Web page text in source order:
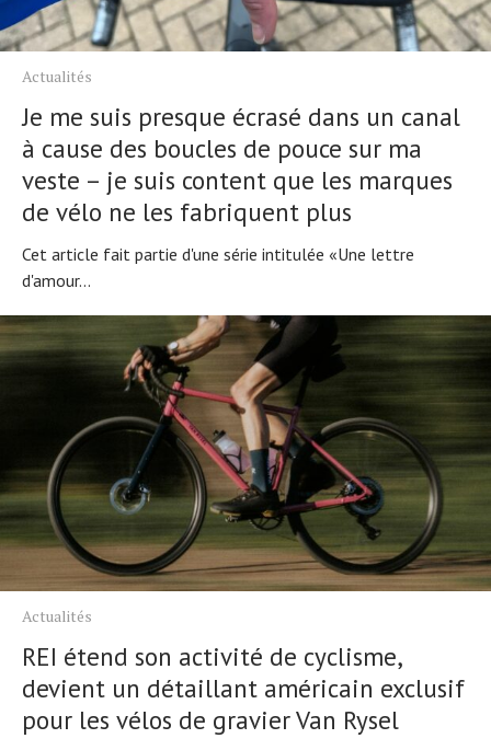
Actualités
Je me suis presque écrasé dans un canal
à cause des boucles de pouce sur ma
veste – je suis content que les marques
de vélo ne les fabriquent plus
Cet article fait partie d'une série intitulée «Une lettre
d'amour...
Actualités
REI étend son activité de cyclisme,
devient un détaillant américain exclusif
pour les vélos de gravier Van Rysel